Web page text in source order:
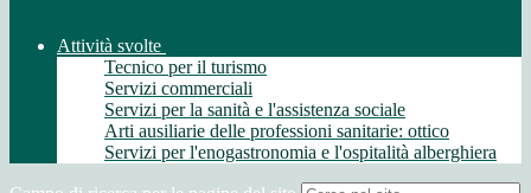
Attività svolte
Tecnico per il turismo
Servizi commerciali
Servizi per la sanità e l'assistenza sociale
Arti ausiliarie delle professioni sanitarie: ottico
Servizi per l'enogastronomia e l'ospitalità alberghiera